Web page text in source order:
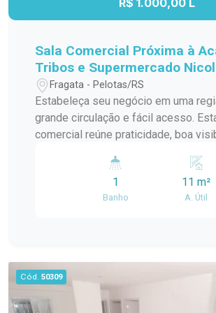
R$ 1.000,00 L
Sala Comercial Próxima à
Tribos e Supermercado
Fragata - Pelotas/RS
Estabeleça seu negócio em uma
grande circulação e fácil acesso. Esta sala
comercial reúne praticidade, boa
ambiente ideal para empresas que
próximas de seus clientes e
presença comercial. Localização: Localizada na
conhecida pelo intenso fluxo de
veículos, oferecendo conveniência
de acesso no dia a dia. Descrição do imóvel: Com
1
Banho
11 m²
A. Útil
Cód. 50309